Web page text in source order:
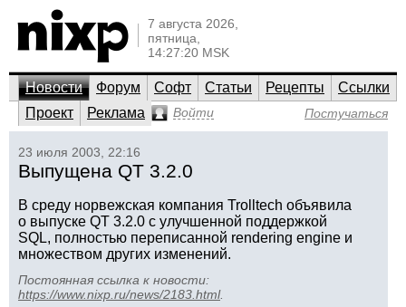
7 августа 2026,
пятница,
14:27:20 MSK
Новости Форум Софт Статьи Рецепты
Ссылки
Проект
Реклама Войти Постучаться
23 июля 2003, 22:16
Выпущена QT 3.2.0
В среду норвежская компания Trolltech объявила
о выпуске QT 3.2.0 с улучшенной поддержкой
SQL, полностью переписанной rendering engine и
множеством других изменений.
Постоянная ссылка к новости:
https://www.nixp.ru/news/2183.html.